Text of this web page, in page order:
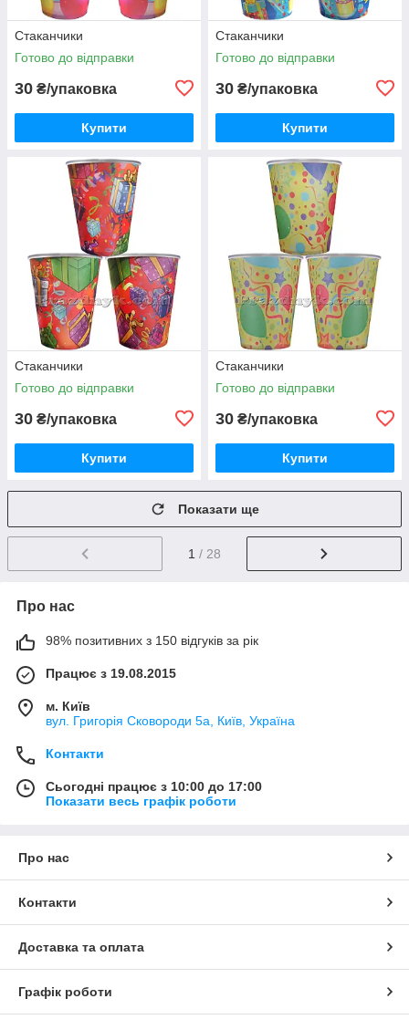
Стаканчики
Готово до відправки
30 ₴/упаковка
Купити
Стаканчики
Готово до відправки
30 ₴/упаковка
Купити
Стаканчики
Готово до відправки
30 ₴/упаковка
Купити
Стаканчики
Готово до відправки
30 ₴/упаковка
Купити
Показати ще
1 / 28
Про нас
98% позитивних з 150 відгуків за рік
Працює з 19.08.2015
м. Київ
вул. Григорія Сковороди 5а, Київ, Україна
Контакти
Сьогодні працює з 10:00 до 17:00
Показати весь графік роботи
Про нас
Контакти
Доставка та оплата
Графік роботи